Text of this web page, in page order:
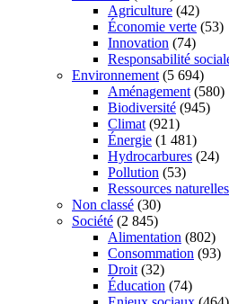
Agriculture (42)
Économie verte (53)
Innovation (74)
Responsabilité
Environnement (5 694)
Aménagement (580)
Biodiversité (945)
Climat (921)
Énergie (1 481)
Hydrocarbures (24)
Pollution (53)
Ressources naturelles
Non classé (30)
Société (2 845)
Alimentation (802)
Consommation (93)
Droit (32)
Éducation (74)